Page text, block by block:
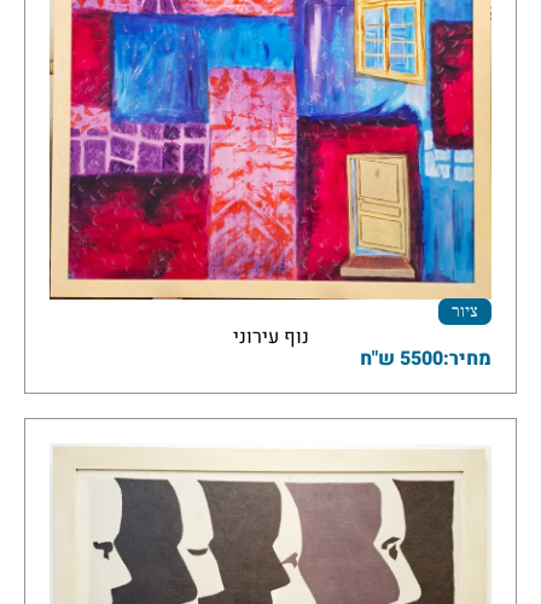
ציור
נוף עירוני
מחיר:5500 ש"ח